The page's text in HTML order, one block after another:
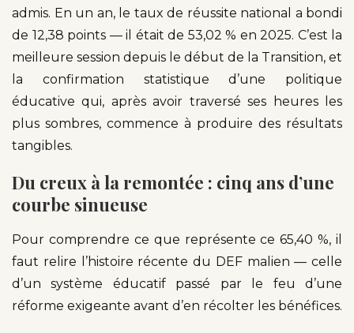
admis. En un an, le taux de réussite national a bondi
de 12,38 points — il était de 53,02 % en 2025. C’est la
meilleure session depuis le début de la Transition, et
la confirmation statistique d’une politique
éducative qui, après avoir traversé ses heures les
plus sombres, commence à produire des résultats
tangibles.
Du creux à la remontée : cinq ans d’une
courbe sinueuse
Pour comprendre ce que représente ce 65,40 %, il
faut relire l’histoire récente du DEF malien — celle
d’un système éducatif passé par le feu d’une
réforme exigeante avant d’en récolter les bénéfices.